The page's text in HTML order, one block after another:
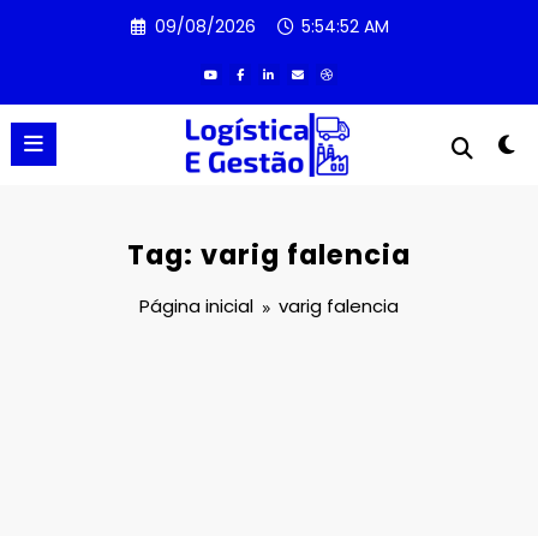
09/08/2026 5:54:52 AM
Tag: varig falencia
Página inicial varig falencia